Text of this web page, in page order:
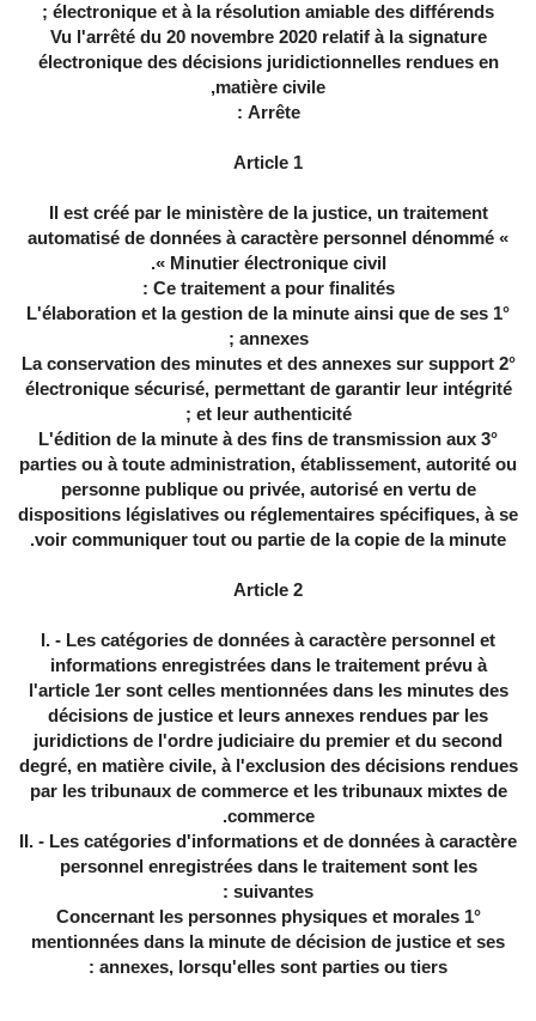
électronique et à la résolution amiable des différends ;
Vu l'arrêté du 20 novembre 2020 relatif à la signature
électronique des décisions juridictionnelles rendues en
matière civile,
Arrête :
Article 1
Il est créé par le ministère de la justice, un traitement
automatisé de données à caractère personnel dénommé «
Minutier électronique civil ».
Ce traitement a pour finalités :
1° L'élaboration et la gestion de la minute ainsi que de ses
annexes ;
2° La conservation des minutes et des annexes sur support
électronique sécurisé, permettant de garantir leur intégrité
et leur authenticité ;
3° L'édition de la minute à des fins de transmission aux
parties ou à toute administration, établissement, autorité ou
personne publique ou privée, autorisé en vertu de
dispositions législatives ou réglementaires spécifiques, à se
voir communiquer tout ou partie de la copie de la minute.
Article 2
I. - Les catégories de données à caractère personnel et
informations enregistrées dans le traitement prévu à
l'article 1er sont celles mentionnées dans les minutes des
décisions de justice et leurs annexes rendues par les
juridictions de l'ordre judiciaire du premier et du second
degré, en matière civile, à l'exclusion des décisions rendues
par les tribunaux de commerce et les tribunaux mixtes de
commerce.
II. - Les catégories d'informations et de données à caractère
personnel enregistrées dans le traitement sont les
suivantes :
1° Concernant les personnes physiques et morales
mentionnées dans la minute de décision de justice et ses
annexes, lorsqu'elles sont parties ou tiers :